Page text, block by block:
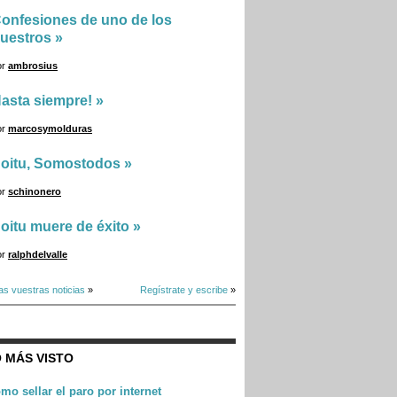
de uno de los
»
ambrosius
siempre! »
marcosymolduras
Somostodos »
schinonero
muere de éxito »
ralphdelvalle
vuestras noticias » Regístrate y escribe »
MÁS VISTO
sellar el paro por internet